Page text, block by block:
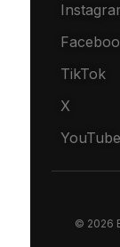
TikTok
X
YouTube
© 2026